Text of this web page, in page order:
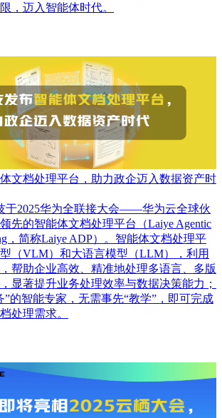
，迈入智能体时代。
文档处理平台，助力政企迈入数据资产时
于2025华为全联接大会——华为云全球伙
先的智能体文档处理平台（Laiye Agentic
，简称Laiye ADP）。智能体文档处理平
（VLM）和大语言模型（LLM），利用
帮助企业高效、精准地处理多语言、多版
显著提升业务处理效率与数据决策能力；
”的智能专家，无需事先“教学”，即可完成
处理需求。